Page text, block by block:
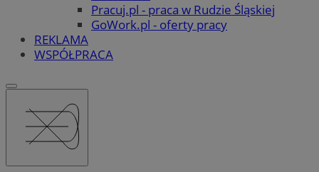
Pracuj.pl - praca w Rudzie Śląskiej
GoWork.pl - oferty pracy
REKLAMA
WSPÓŁPRACA